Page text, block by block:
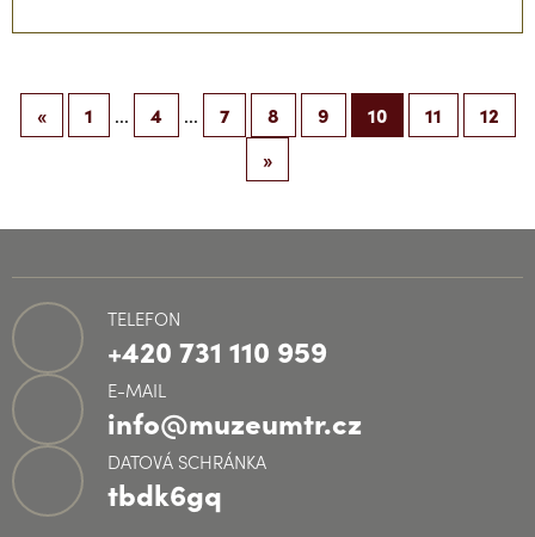
« 1 ... 4 ... 7 8 9 10 11
12
»
TELEFON
+420 731 110 959
E-MAIL
info@muzeumtr.cz
DATOVÁ SCHRÁNKA
tbdk6gq